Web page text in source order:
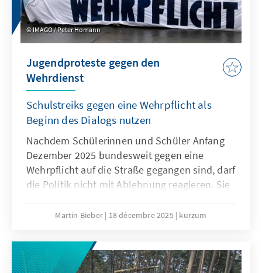
IMAGO / Peter Homann
Jugendproteste gegen den
Wehrdienst
Schulstreiks gegen eine Wehrpflicht als
Beginn des Dialogs nutzen
Nachdem Schülerinnen und Schüler Anfang
Dezember 2025 bundesweit gegen eine
Wehrpflicht auf die Straße gegangen sind, darf
die Politik nicht mit Ablehnung reagieren. Sie
jungen Generation offen begegnen. Nur wenn
Maßnahmen wie das
Wehrdienstmodernisierungsgesetz oder ein
Martin Bieber 18 décembre 2025 kurzum